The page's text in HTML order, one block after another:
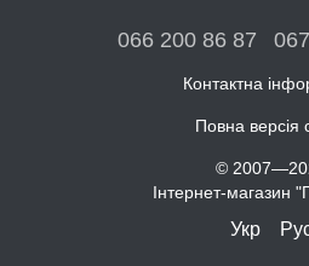
066 200 86 87
Контактна
Повна версія
©
Інтернет-
Укр